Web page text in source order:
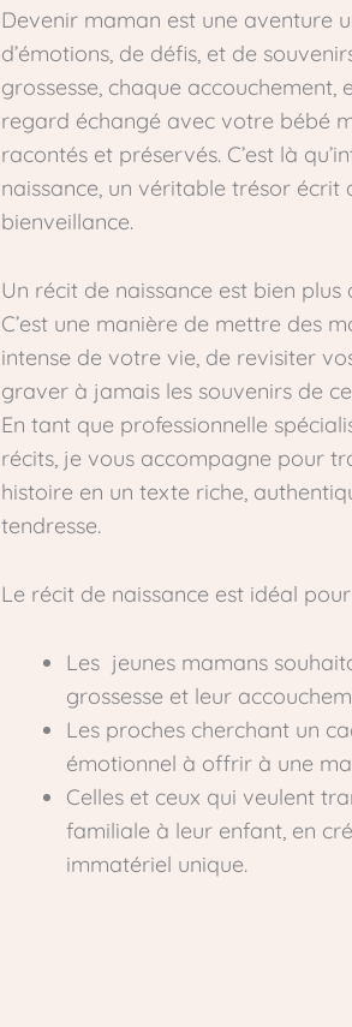
Devenir maman est une aventure
d’émotions, de défis, et de
grossesse, chaque accouchement,
regard échangé avec votre bébé
racontés et préservés. C’est là
naissance, un véritable trésor écrit
bienveillance.
Un récit de naissance est bien plus
C’est une manière de mettre des
intense de votre vie, de revisiter
graver à jamais les souvenirs de
En tant que professionnelle
récits, je vous accompagne pour
histoire en un texte riche,
tendresse.
Le récit de naissance est idéal
Les jeunes mamans
grossesse et leur
Les proches cherchant un
émotionnel à offrir à une
Celles et ceux qui veulent
familiale à leur enfant, en
immatériel unique.